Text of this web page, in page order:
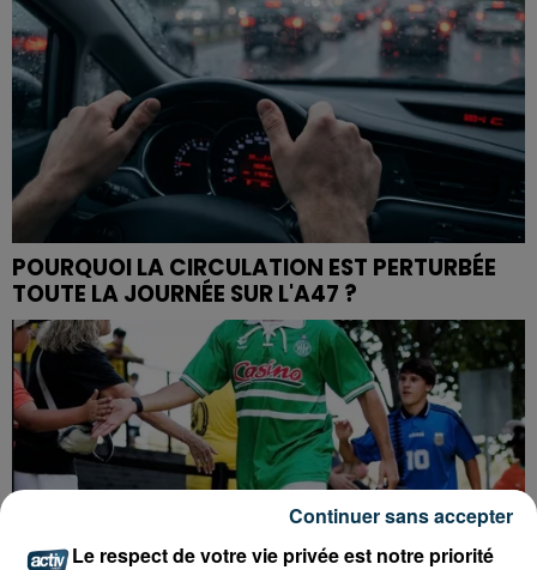
POURQUOI LA CIRCULATION EST PERTURBÉE
TOUTE LA JOURNÉE SUR L'A47 ?
Le respect de votre vie privée est notre priorité
Continuer sans accepter